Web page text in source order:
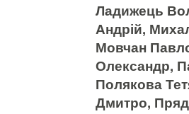
Ладижець
Андрій,
Мовчан
Олександр,
Полякова
Дмитро,